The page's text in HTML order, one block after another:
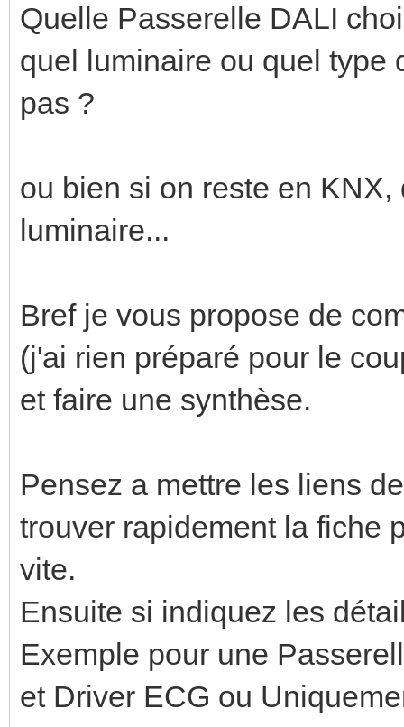
Quelle Passerelle DALI
quel luminaire ou quel type
pas ?
ou bien si on reste en
luminaire...
Bref je vous propose de
(j'ai rien préparé pour le
et faire une synthèse.
Pensez a mettre les liens
trouver rapidement la fiche
vite.
Ensuite si indiquez les
Exemple pour une
et Driver ECG ou